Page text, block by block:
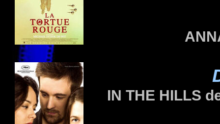
IN THE HILLS